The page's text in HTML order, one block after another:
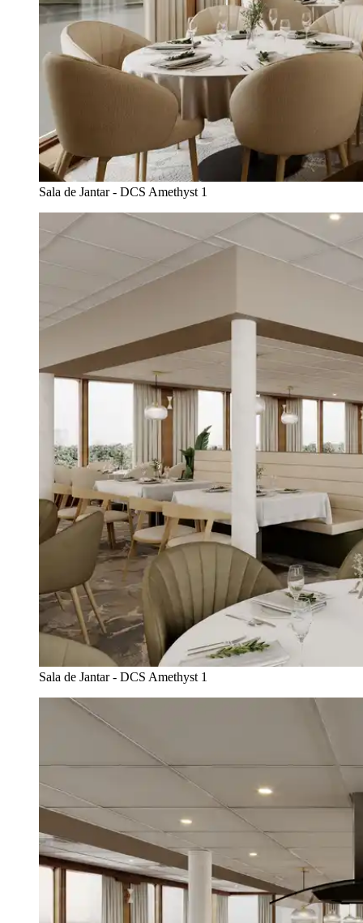
Sala de Jantar - DCS Amethyst 1
Sala de Jantar - DCS Amethyst 1